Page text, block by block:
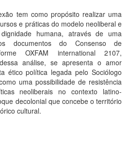
tem como propósito realizar uma
e práticas do modelo neoliberal e
humana, através de uma
documentos do Consenso de
OXFAM international 2107,
análise, se apresenta o amor
ético política legada pelo Sociólogo
uma possibilidade de resistência
neoliberais no contexto latino-
decolonial que concebe o território
cultural.